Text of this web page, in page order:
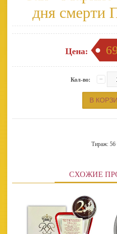
дня смерти
Цена:
Кол-во:
Тираж: 56
СХОЖИЕ